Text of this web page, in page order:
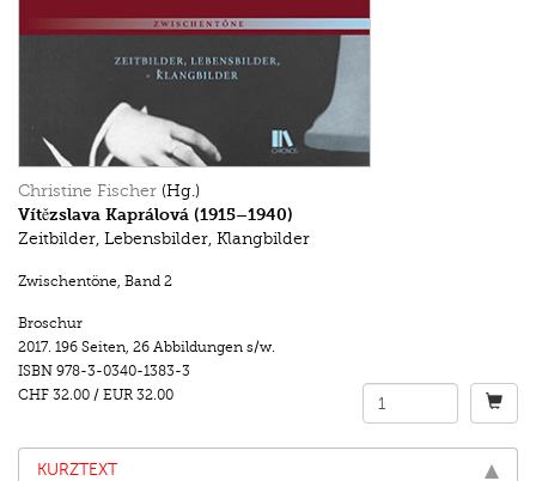
Christine Fischer (Hg.)
Vítězslava Kaprálová (1915–1940)
Zeitbilder, Lebensbilder, Klangbilder
Zwischentöne, Band 2
Broschur
2017. 196 Seiten, 26 Abbildungen s/w.
ISBN 978-3-0340-1383-3
CHF 32.00 / EUR 32.00
KURZTEXT